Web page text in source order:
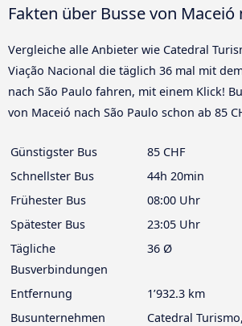
Fakten über Busse von Maceió
Vergleiche alle Anbieter wie Catedral
Viação Nacional die täglich 36 mal mit
nach São Paulo fahren, mit einem Klick!
von Maceió nach São Paulo schon ab 85
Günstigster Bus
85 CHF
Schnellster Bus
44h 20min
Frühester Bus
08:00 Uhr
Spätester Bus
23:05 Uhr
Tägliche
Busverbindungen
36 Ø
Entfernung
1’932.3 km
Busunternehmen
Catedral